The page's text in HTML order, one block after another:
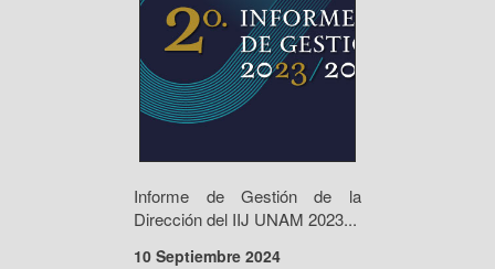
Informe de Gestión de la
Dirección del IIJ UNAM 2023...
10 Septiembre 2024